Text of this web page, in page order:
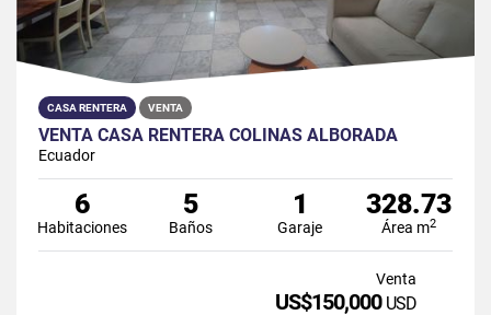
CASA RENTERA VENTA
VENTA CASA RENTERA COLINAS ALBORADA
Ecuador
6
Habitaciones
5
Baños
1
Garaje
328.73
Área m2
Venta
US$150,000 USD